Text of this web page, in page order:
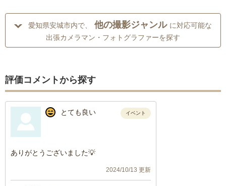
愛知県安城市内で、 他の撮影ジャンル に対応可能な
出張カメラマン・フォトグラファーを探す
評価コメントから探す
とても良い イベント
ありがとうございました💡
2024/10/13 更新